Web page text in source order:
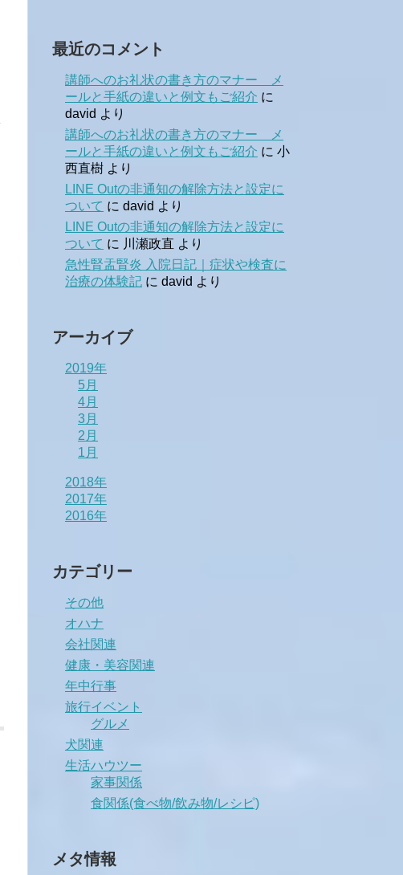
最近のコメント
講師へのお礼状の書き方のマナー メ
ールと手紙の違いと例文もご紹介 に
david より
講師へのお礼状の書き方のマナー メ
ールと手紙の違いと例文もご紹介 に 小
西直樹 より
LINE Outの非通知の解除方法と設定に
ついて に david より
LINE Outの非通知の解除方法と設定に
ついて に 川瀬政直 より
急性腎盂腎炎 入院日記｜症状や検査に
治療の体験記 に david より
アーカイブ
2019年
5月
4月
3月
2月
1月
2018年
2017年
2016年
カテゴリー
その他
オハナ
会社関連
健康・美容関連
年中行事
旅行イベント
グルメ
犬関連
生活ハウツー
家事関係
食関係(食べ物/飲み物/レシピ)
メタ情報